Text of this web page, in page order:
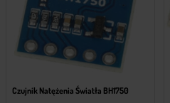
Czujnik Natężenia Światła BH1750